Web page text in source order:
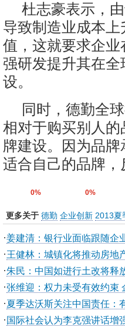
杜志豪表示，
导致制造业成本
值，这就要求企
强研发提升其在
设。
同时，德勤全
相对于购买别人
牌建设。因为品
适合自己的品牌
0% 0%
更多关于 德勤 企业创新 2013夏
·姜建清：银行业面临跟随企
·王健林：城镇化将推动房地
·朱民：中国如进行土改将释
·张维迎：权力未受有效约束
·夏季达沃斯关注中国责任：
·国际社会认为李克强讲话增